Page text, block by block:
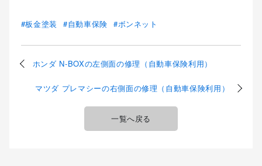
板金塗装 自動車保険 ボンネット
ホンダ N-BOXの左側面の修理（自動車保険利用）
マツダ プレマシーの右側面の修理（自動車保険利用）
一覧へ戻る